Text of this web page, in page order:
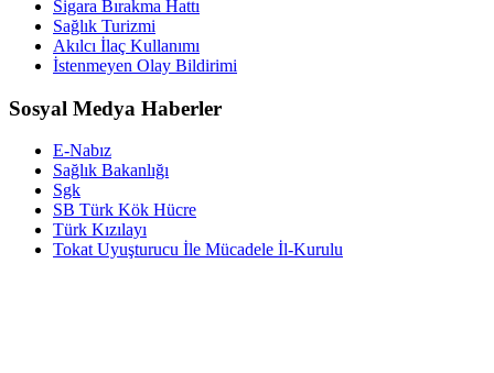
Sigara Bırakma Hattı
Sağlık Turizmi
Akılcı İlaç Kullanımı
İstenmeyen Olay Bildirimi
Sosyal Medya Haberler
E-Nabız
Sağlık Bakanlığı
Sgk
SB Türk Kök Hücre
Türk Kızılayı
Tokat Uyuşturucu İle Mücadele İl-Kurulu